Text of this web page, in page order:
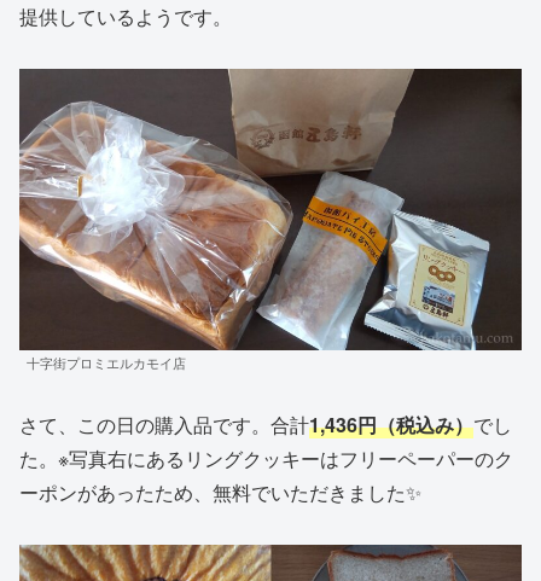
提供しているようです。
十字街プロミエルカモイ店
さて、この日の購入品です。合計1,436円（税込み）でし
た。※写真右にあるリングクッキーはフリーペーパーのク
ーポンがあったため、無料でいただきました✨